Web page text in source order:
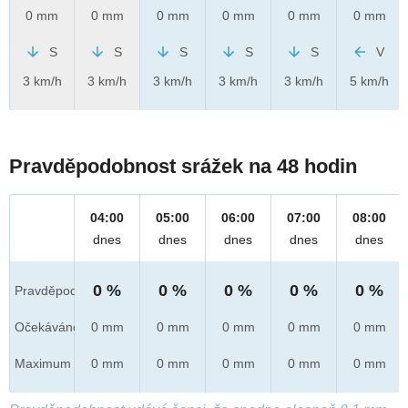
0 mm
S
3 km/h
0 mm
S
3 km/h
0 mm
S
3 km/h
0 mm
S
3 km/h
0 mm
S
3 km/h
0 mm
V
5 km/h
Pravděpodobnost srážek na 48 hodin
Pravděpod.
Očekáváno
Maximum
04:00
dnes
0 %
0 mm
0 mm
05:00
dnes
0 %
0 mm
0 mm
06:00
dnes
0 %
0 mm
0 mm
07:00
dnes
0 %
0 mm
0 mm
08:00
dnes
0 %
0 mm
0 mm